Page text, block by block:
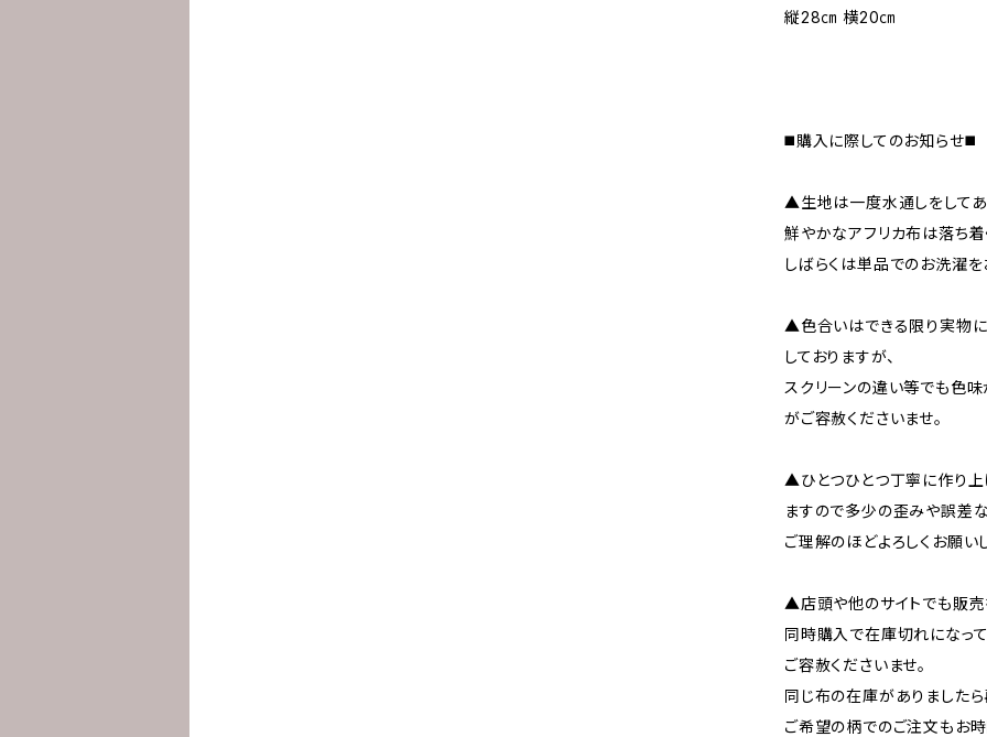
縦28㎝ 横20㎝
◼️購入に際してのお知らせ◼️
▲生地は一度水通しをしてあ
鮮やかなアフリカ布は落ち着
しばらくは単品でのお洗濯を
▲色合いはできる限り実物
しておりますが、
スクリーンの違い等でも色
がご容赦くださいませ。
▲ひとつひとつ丁寧に作り上
ますので多少の歪みや誤差
ご理解のほどよろしくお願い
▲店頭や他のサイトでも販売
同時購入で在庫切れになっ
ご容赦くださいませ。
同じ布の在庫がありました
ご希望の柄でのご注文もお